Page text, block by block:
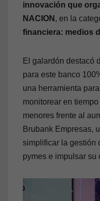
innovación que
NACION , en la
financiera: medios
El galardón destacó
para este banco
una herramienta
monitorear en
menores frente al
Brubank Empresas,
simplificar la gestión
pymes e impulsar su